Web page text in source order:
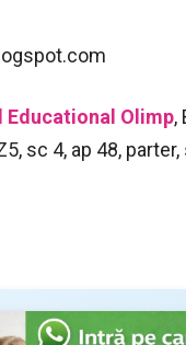
Educational Olimp,
sc 4, ap 48,